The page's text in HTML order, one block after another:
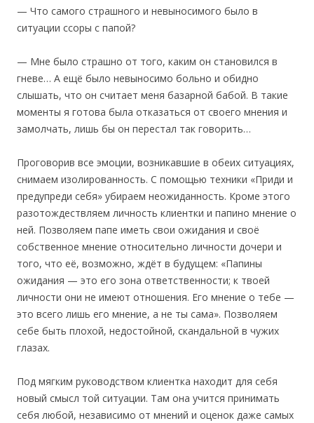
— Что самого страшного и невыносимого было в
ситуации ссоры с папой?
— Мне было страшно от того, каким он становился в
гневе… А ещё было невыносимо больно и обидно
слышать, что он считает меня базарной бабой. В такие
моменты я готова была отказаться от своего мнения и
замолчать, лишь бы он перестал так говорить…
Проговорив все эмоции, возникавшие в обеих ситуациях,
снимаем изолированность. С помощью техники «Приди и
предупреди себя» убираем неожиданность. Кроме этого
разотождествляем личность клиентки и папино мнение о
ней. Позволяем папе иметь свои ожидания и своё
собственное мнение относительно личности дочери и
того, что её, возможно, ждёт в будущем: «Папины
ожидания — это его зона ответственности; к твоей
личности они не имеют отношения. Его мнение о тебе —
это всего лишь его мнение, а не ты сама». Позволяем
себе быть плохой, недостойной, скандальной в чужих
глазах.
Под мягким руководством клиентка находит для себя
новый смысл той ситуации. Там она учится принимать
себя любой, независимо от мнений и оценок даже самых